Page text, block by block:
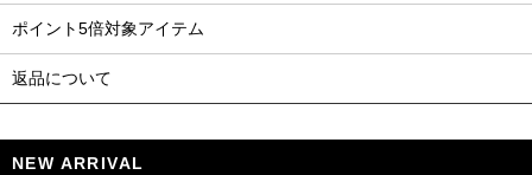
ポイント5倍対象アイテム
返品について
NEW ARRIVAL